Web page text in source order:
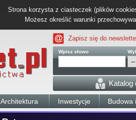
Strona korzysta z ciasteczek (plików
Możesz określić warunki
Zapisz się do
Wpisz słowo
Katalog
Architektura Inwestycje Budowa